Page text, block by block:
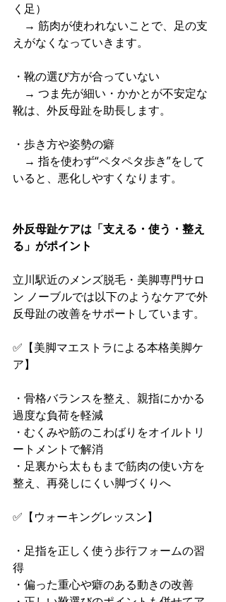
く足）
→ 筋肉が使われないことで、足の支
えがなくなっていきます。
・靴の選び方が合っていない
→ つま先が細い・かかとが不安定な
靴は、外反母趾を助長します。
・歩き方や姿勢の癖
→ 指を使わず“ペタペタ歩き”をして
いると、悪化しやすくなります。
外反母趾ケアは「支える・使う・整え
る」がポイント
立川駅近のメンズ脱毛・美脚専門サロ
ン ノーブルでは以下のようなケアで外
反母趾の改善をサポートしています。
✅【美脚マエストラによる本格美脚ケ
ア】
・骨格バランスを整え、親指にかかる
過度な負荷を軽減
・むくみや筋のこわばりをオイルトリ
ートメントで解消
・足裏から太ももまで筋肉の使い方を
整え、再発しにくい脚づくりへ
✅【ウォーキングレッスン】
・足指を正しく使う歩行フォームの習
得
・偏った重心や癖のある動きの改善